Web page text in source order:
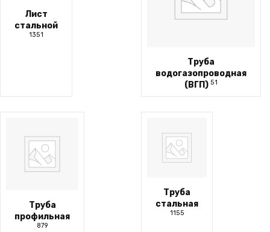
Лист
стальной
1351
Труба
водогазопроводная
(ВГП) 51
Труба
профильная
879
Труба
стальная
1155